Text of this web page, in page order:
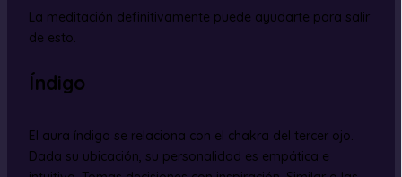
La meditación definitivamente puede ayudarte para salir
de esto.
Índigo
El aura índigo se relaciona con el chakra del tercer ojo.
Dada su ubicación, su personalidad es empática e